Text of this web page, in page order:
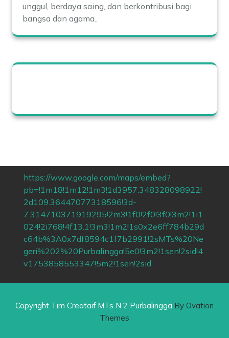
unggul, berdaya saing, dan berkontribusi bagi
bangsa dan agama..
https://www.google.com/maps/embed?
pb=!1m18!1m12!1m3!1d3957.348328098922!
2d109.36447077318596!3d-
7.314710371919295!2m3!1f0!2f0!3f0!3m2!1i1
024!2i768!4f13.1!3m3!1m2!1s0x2e6ff784b29d
c64b%3A0x7df8594c1f7b2991!2sMTs%20Ne
geri%202%20Purbalingga!5e0!3m2!1sen!2sid!4
v1753858553347!5m2!1sen!2sid
Copyright Tim Creataif MTs N 2 Purbalingga By Ovation
Themes